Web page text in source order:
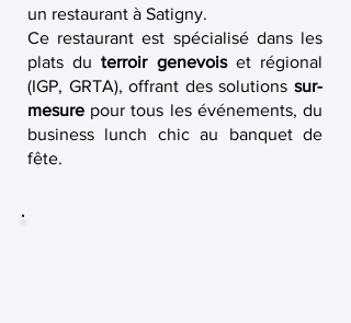
un restaurant à Satigny.
Ce restaurant est spécialisé dans les
plats duterroir genevoiset régional
(IGP, GRTA), offrant des solutions sur-
mesure pour tous les événements, du
business lunch chic au banquet de
fête.